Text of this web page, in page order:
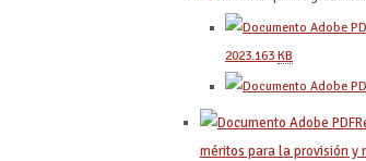
2023. 163KB
méritos para la provisión y